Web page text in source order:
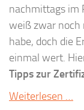
nachmittags im
weiß zwar noch
habe, doch die
einmal wert.
Tipps zur
Weiterlesen …